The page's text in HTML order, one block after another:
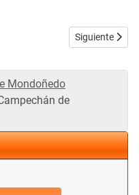
aérea indoor f3p -
Artículo
Siguiente
Mondoñedo
de